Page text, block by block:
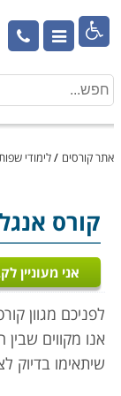

אתר קורסים /לימודי
קורס
אני מעוניין
לפניכם מגוון
אנו מקווים
שיתאימו בדיוק